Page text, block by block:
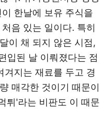
한날에 보유 주식을
음 있는 일이다. 특히
이 채 되지 않은 시점,
입된 날 이뤄졌다는 점
겨지는 재료를 두고 경
매각한 것이기 때문이
튀'라는 비판도 이 때문